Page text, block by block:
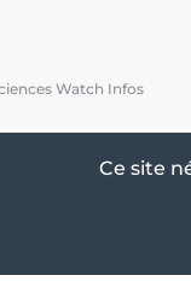
Watch Infos
Ce site